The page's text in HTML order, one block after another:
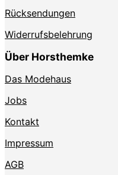
Rücksendungen
Widerrufsbelehrung
Über Horsthemke
Das Modehaus
Jobs
Kontakt
Impressum
AGB